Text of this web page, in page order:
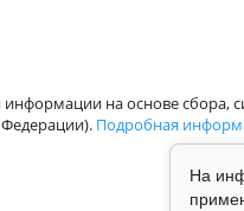
на основе сбора,
Подробная
На